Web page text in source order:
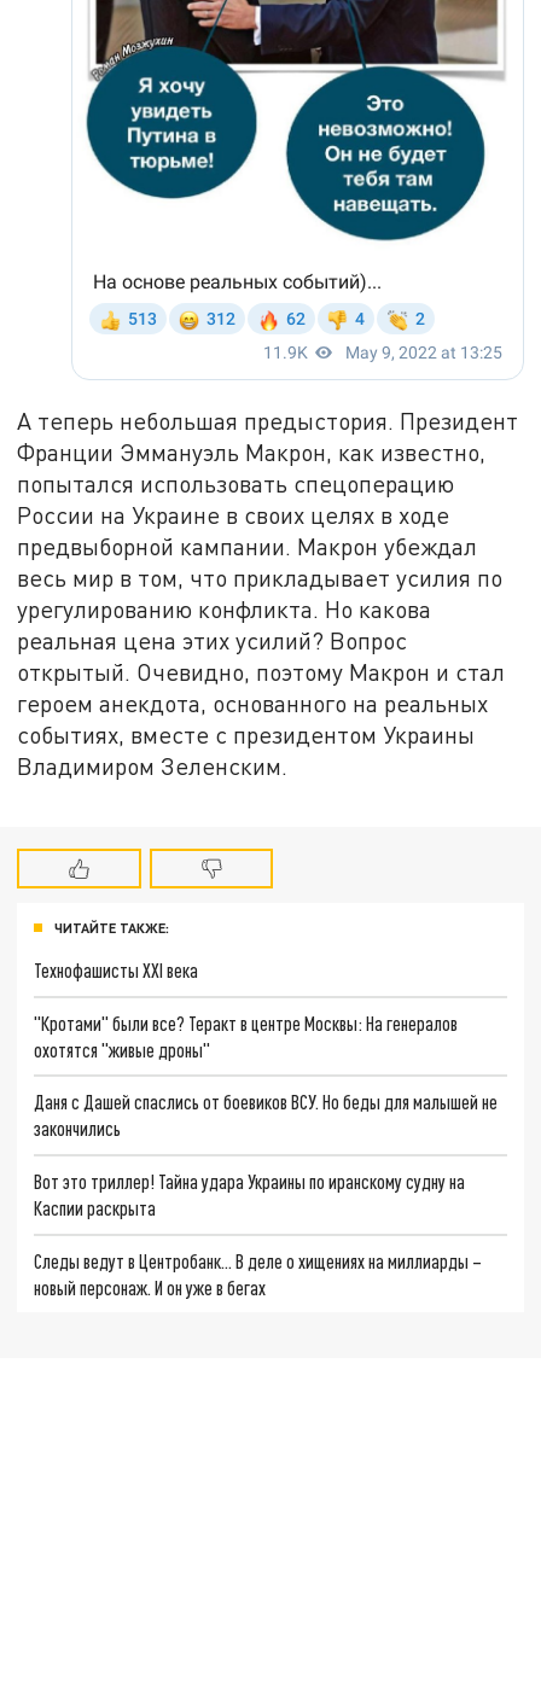
А теперь небольшая предыстория. Президент
Франции Эммануэль Макрон, как известно,
попытался использовать спецоперацию
России на Украине в своих целях в ходе
предвыборной кампании. Макрон убеждал
весь мир в том, что прикладывает усилия по
урегулированию конфликта. Но какова
реальная цена этих усилий? Вопрос
открытый. Очевидно, поэтому Макрон и стал
героем анекдота, основанного на реальных
событиях, вместе с президентом Украины
Владимиром Зеленским.
ЧИТАЙТЕ ТАКЖЕ:
Технофашисты XXI века
"Кротами" были все? Теракт в центре Москвы: На генералов
охотятся "живые дроны"
Даня с Дашей спаслись от боевиков ВСУ. Но беды для малышей не
закончились
Вот это триллер! Тайна удара Украины по иранскому судну на
Каспии раскрыта
Следы ведут в Центробанк… В деле о хищениях на миллиарды –
новый персонаж. И он уже в бегах